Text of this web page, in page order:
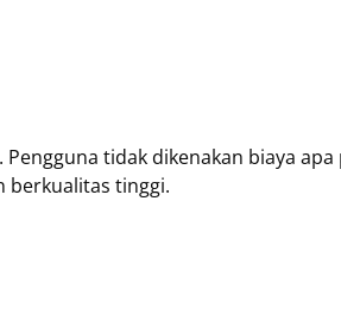
tidak dikenakan biaya apa
berkualitas tinggi.